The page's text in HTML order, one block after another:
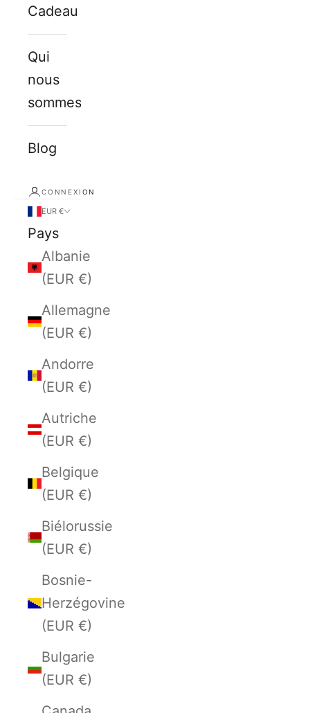
Cadeau
Qui
nous
sommes
Blog
CONNEXION
EUR €
Pays
Albanie
(EUR €)
Allemagne
(EUR €)
Andorre
(EUR €)
Autriche
(EUR €)
Belgique
(EUR €)
Biélorussie
(EUR €)
Bosnie-
Herzégovine
(EUR €)
Bulgarie
(EUR €)